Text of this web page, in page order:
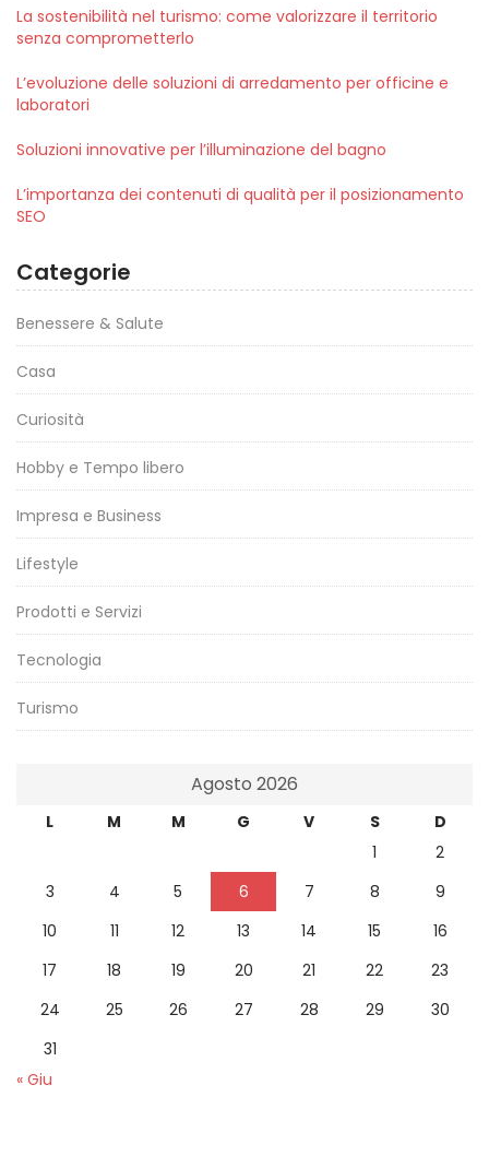
La sostenibilità nel turismo: come valorizzare il territorio
senza comprometterlo
L’evoluzione delle soluzioni di arredamento per officine e
laboratori
Soluzioni innovative per l’illuminazione del bagno
L’importanza dei contenuti di qualità per il posizionamento
SEO
Categorie
Benessere & Salute
Casa
Curiosità
Hobby e Tempo libero
Impresa e Business
Lifestyle
Prodotti e Servizi
Tecnologia
Turismo
Agosto 2026
L M M G V S
D
1
2
3
4 5 6 7 8
9
10
11 12 13 14 15
16
17
18 19 20 21 22
23
24
25 26 27 28 29
30
31
« Giu